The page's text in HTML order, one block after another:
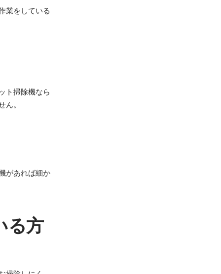
業をしている
ト掃除機なら
。
があれば細か
る方